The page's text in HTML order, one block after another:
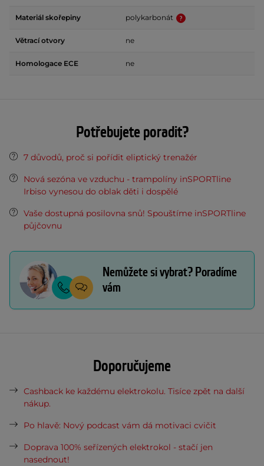
Materiál skořepiny polykarbonát
Větrací otvory ne
Homologace ECE ne
Potřebujete poradit?
7 důvodů, proč si pořídit eliptický trenažér
Nová sezóna ve vzduchu - trampolíny inSPORTline
Irbiso vynesou do oblak děti i dospělé
Vaše dostupná posilovna snů! Spouštíme inSPORTline
půjčovnu
Nemůžete si vybrat? Poradíme
vám
Doporučujeme
Cashback ke každému elektrokolu. Tisíce zpět na další
nákup.
Po hlavě: Nový podcast vám dá motivaci cvičit
Doprava 100% seřízených elektrokol - stačí jen
nasednout!